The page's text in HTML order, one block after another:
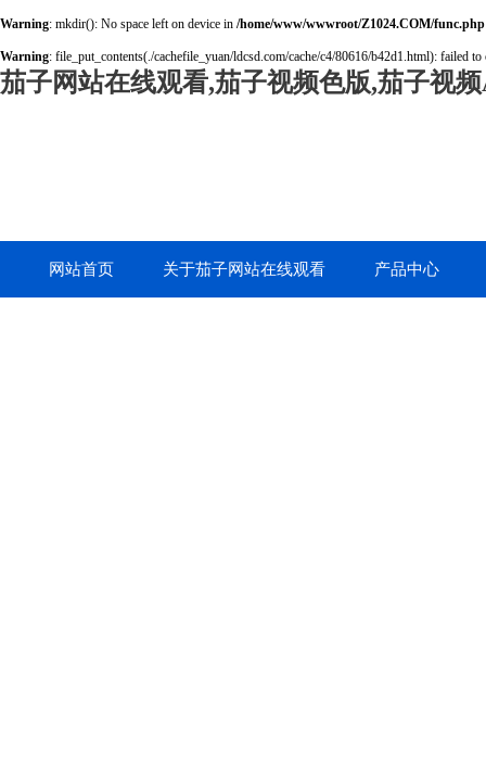
Warning: mkdir(): No space left on device in /home/www/wwwroot/Z1024.COM/func.php
Warning: file_put_contents(./cachefile_yuan/ldcsd.com/cache/c4/80616/b42d1.html): failed
茄子网站在线观看,茄子视频色版,茄子视
网站首页 关于茄子网站在线观看 产品中心